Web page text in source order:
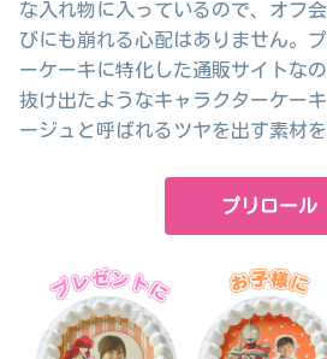
な入れ物に入っているので、オフ
びにも崩れる心配はありません。
ーケーキに特化した通販サイトな
抜け出たようなキャラクターケー
ージュと呼ばれるツヤを出す素材を
プリロール